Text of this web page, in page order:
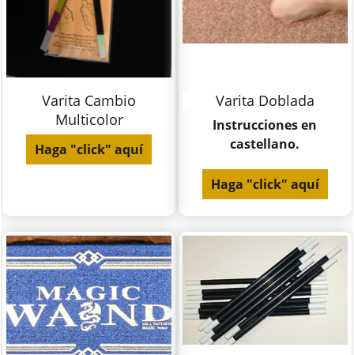
Varita Cambio
Multicolor
Haga "click" aquí
Varita Doblada
Instrucciones en
castellano.
Haga "click" aquí